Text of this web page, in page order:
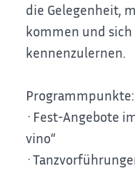
die Gelegenheit,
kommen und
kennenzulernen.
Programmpunkte:
·Fest-Angebote
vino“